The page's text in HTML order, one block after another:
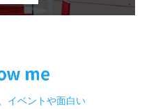
イベントや面白い